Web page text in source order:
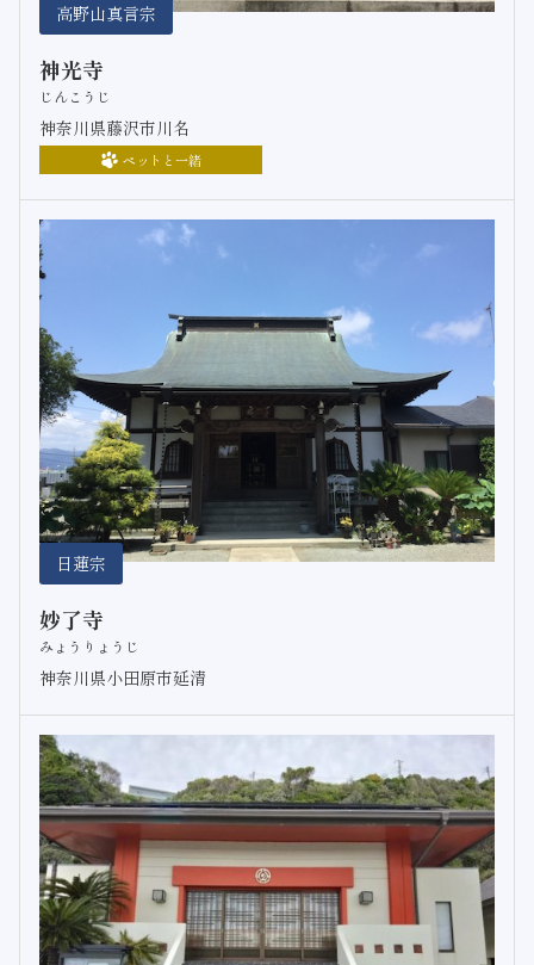
高野山真言宗
神光寺
じんこうじ
神奈川県藤沢市川名
ペットと一緒
日蓮宗
妙了寺
みょうりょうじ
神奈川県小田原市延清